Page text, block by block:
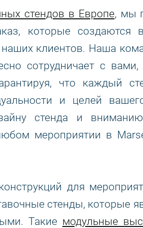
стендов в Европе, мы
которые создаются
клиентов. Наша
сотрудничает с
что каждый
и целей
стенда и
мероприятии в
для
стенды, которые
Такие модульные